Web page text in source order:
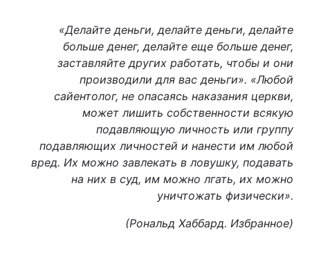
«Делайте деньги, делайте деньги, делайте
больше денег, делайте еще больше денег,
заставляйте других работать, чтобы и они
производили для вас деньги». «Любой
сайентолог, не опасаясь наказания церкви,
может лишить собственности всякую
подавляющую личность или группу
подавляющих личностей и нанести им любой
вред. Их можно завлекать в ловушку, подавать
на них в суд, им можно лгать, их можно
уничтожать физически».
(Рональд Хаббард. Избранное)